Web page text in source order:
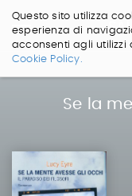
Questo sito utilizza
esperienza di
acconsenti agli utilizzi
Cookie Policy.
Salta
Se la